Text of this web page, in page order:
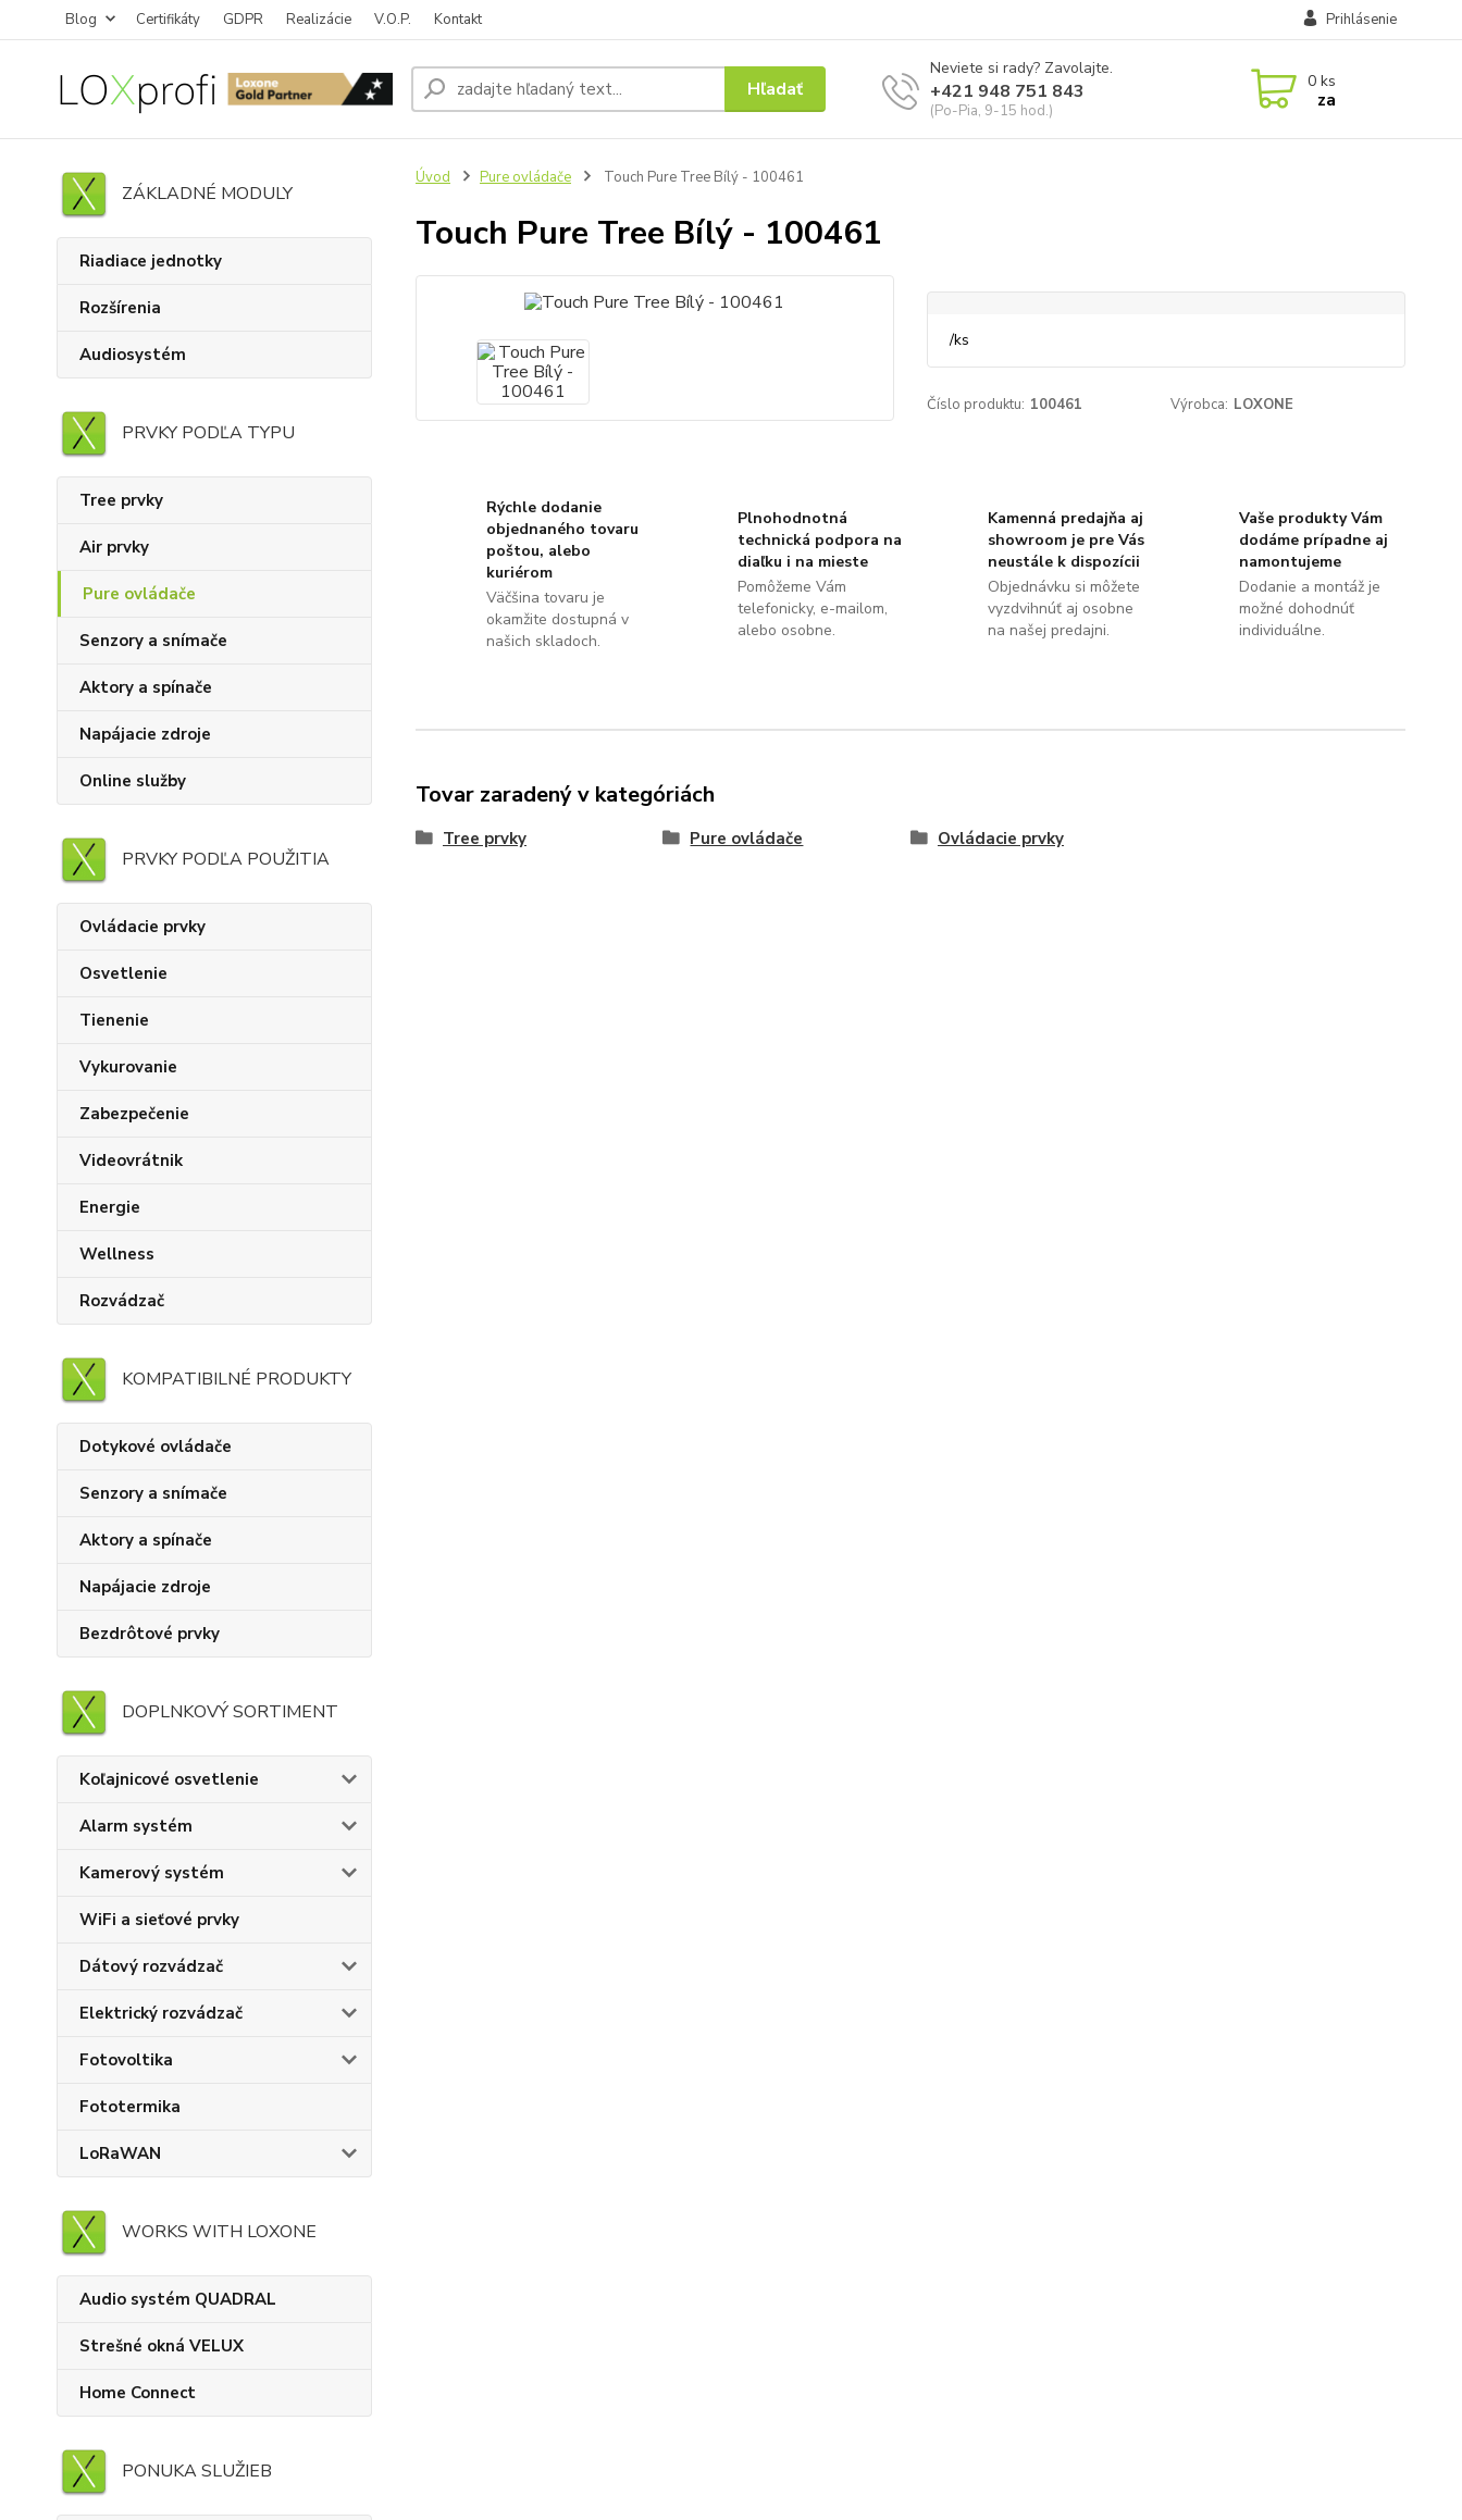
Blog Certifikáty GDPR Realizácie V.O.P. Kontakt Prihlásenie
Hľadať
Neviete si rady? Zavolajte.
+421 948 751 843
(Po-Pia, 9-15 hod.)
0 ks
za
ZÁKLADNÉ MODULY
Riadiace jednotky
Rozšírenia
Audiosystém
PRVKY PODĽA TYPU
Tree prvky
Air prvky
Pure ovládače
Senzory a snímače
Aktory a spínače
Napájacie zdroje
Online služby
PRVKY PODĽA POUŽITIA
Ovládacie prvky
Osvetlenie
Tienenie
Vykurovanie
Zabezpečenie
Videovrátnik
Energie
Wellness
Rozvádzač
KOMPATIBILNÉ PRODUKTY
Dotykové ovládače
Senzory a snímače
Aktory a spínače
Napájacie zdroje
Bezdrôtové prvky
DOPLNKOVÝ SORTIMENT
Koľajnicové osvetlenie
Alarm systém
Kamerový systém
WiFi a sieťové prvky
Dátový rozvádzač
Elektrický rozvádzač
Fotovoltika
Fototermika
LoRaWAN
WORKS WITH LOXONE
Audio systém QUADRAL
Strešné okná VELUX
Home Connect
PONUKA SLUŽIEB
Úvod Pure ovládače Touch Pure Tree Bílý - 100461
Touch Pure Tree Bílý - 100461
/ks
Číslo produktu: 100461 Výrobca: LOXONE
Rýchle dodanie
objednaného tovaru
poštou, alebo
kuriérom
Väčšina tovaru je
okamžite dostupná v
našich skladoch.
Plnohodnotná
technická podpora na
diaľku i na mieste
Pomôžeme Vám
telefonicky, e-mailom,
alebo osobne.
Kamenná predajňa aj
showroom je pre Vás
neustále k dispozícii
Objednávku si môžete
vyzdvihnúť aj osobne
na našej predajni.
Vaše produkty Vám
dodáme prípadne aj
namontujeme
Dodanie a montáž je
možné dohodnúť
individuálne.
Tovar zaradený v kategóriách
Tree prvky Pure ovládače Ovládacie prvky